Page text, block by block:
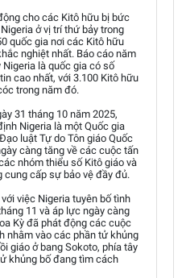
cho các Kitô hữu bị bức
ở vị trí thứ bảy trong
quốc gia nơi các Kitô hữu
nghiệt nhất. Báo cáo năm
là quốc gia có số
cao nhất, với 3.100 Kitô hữu
trong năm đó.
31 tháng 10 năm 2025,
Nigeria là một Quốc gia
luật Tự do Tôn giáo Quốc
càng tăng về các cuộc tấn
nhóm thiểu số Kitô giáo và
cấp sự bảo vệ đầy đủ.
việc Nigeria tuyên bố tình
11 và áp lực ngày càng
Kỳ đã phát động các cuộc
nhằm vào các phần tử khủng
giáo ở bang Sokoto, phía tây
khủng bố đang tìm cách